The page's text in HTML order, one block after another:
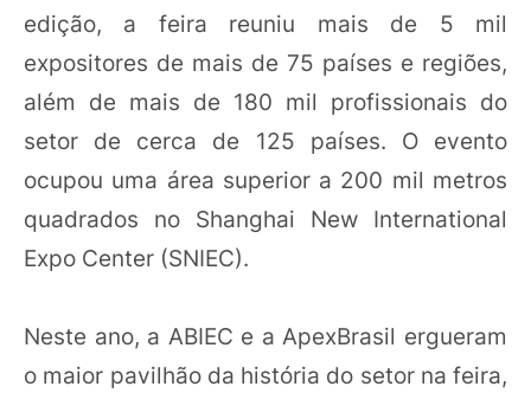
edição, a feira reuniu mais de 5 mil
expositores de mais de 75 países e regiões,
além de mais de 180 mil profissionais do
setor de cerca de 125 países. O evento
ocupou uma área superior a 200 mil metros
quadrados no Shanghai New International
Expo Center (SNIEC).
Neste ano, a ABIEC e a ApexBrasil ergueram
o maior pavilhão da história do setor na feira,